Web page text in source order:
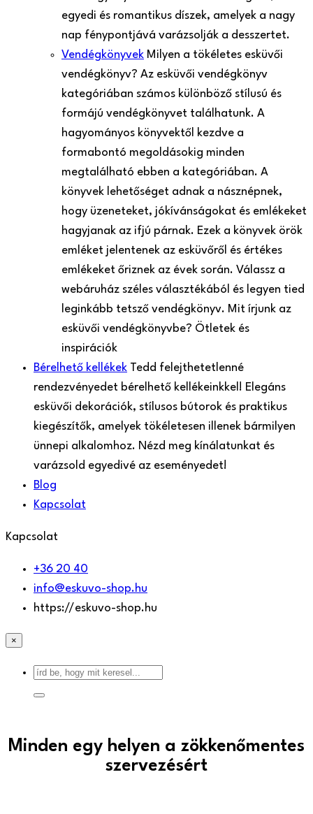
egyedi és romantikus díszek, amelyek a nagy
nap fénypontjává varázsolják a desszertet.
Vendégkönyvek Milyen a tökéletes esküvői
vendégkönyv? Az esküvői vendégkönyv
kategóriában számos különböző stílusú és
formájú vendégkönyvet találhatunk. A
hagyományos könyvektől kezdve a
formabontó megoldásokig minden
megtalálható ebben a kategóriában. A
könyvek lehetőséget adnak a násznépnek,
hogy üzeneteket, jókívánságokat és emlékeket
hagyjanak az ifjú párnak. Ezek a könyvek örök
emléket jelentenek az esküvőről és értékes
emlékeket őriznek az évek során. Válassz a
webáruház széles választékából és legyen tied
leginkább tetsző vendégkönyv. Mit írjunk az
esküvői vendégkönyvbe? Ötletek és
inspirációk
Bérelhető kellékek Tedd felejthetetlenné
rendezvényedet bérelhető kellékeinkkel! Elegáns
esküvői dekorációk, stílusos bútorok és praktikus
kiegészítők, amelyek tökéletesen illenek bármilyen
ünnepi alkalomhoz. Nézd meg kínálatunkat és
varázsold egyedivé az eseményedet!
Blog
Kapcsolat
Kapcsolat
+36 20 40
info@eskuvo-shop.hu
https://eskuvo-shop.hu
×
Minden egy helyen a zökkenőmentes
szervezésért